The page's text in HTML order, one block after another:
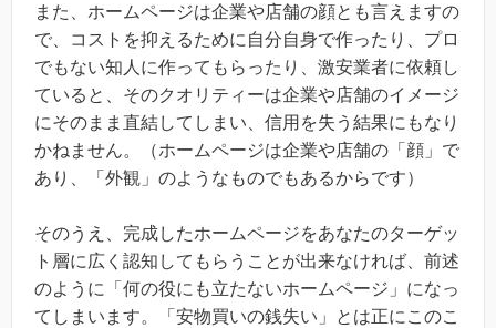
また、ホームページは企業や店舗の顔とも言えますの
で、コストを抑えるために自分自身で作ったり、プロ
でもない知人に作ってもらったり、激安業者に依頼し
ていると、そのクオリティーは企業や店舗のイメージ
にそのまま直結してしまい、信用を失う結果にもなり
かねません。（ホームページは企業や店舗の「顔」で
あり、「外観」のようなものでもあるからです）
そのうえ、完成したホームページをあなたのターゲッ
ト層に広く認知してもらうことが出来なければ、前述
のように「何の役にも立たないホームページ」になっ
てしまいます。「安物買いの銭失い」とは正にこのこ